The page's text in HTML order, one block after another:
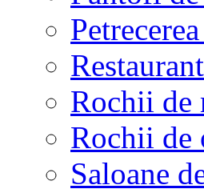
Rochii de
Rochii de
Saloane